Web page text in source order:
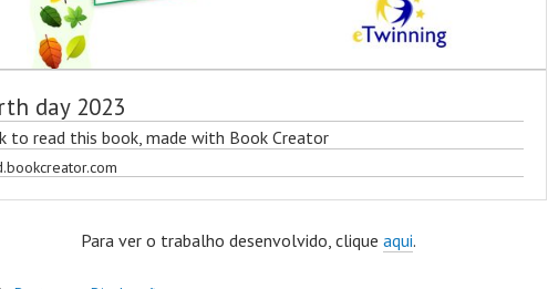
day 2023
to read this book, made with Book Creator
Para ver o trabalho desenvolvido, clique aqui.